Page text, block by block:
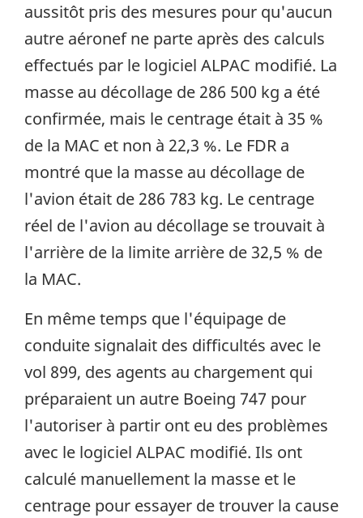
aussitôt pris des mesures pour qu'aucun
autre aéronef ne parte après des calculs
effectués par le logiciel ALPAC modifié. La
masse au décollage de 286 500 kg a été
confirmée, mais le centrage était à 35 %
de la MAC et non à 22,3 %. Le FDR a
montré que la masse au décollage de
l'avion était de 286 783 kg. Le centrage
réel de l'avion au décollage se trouvait à
l'arrière de la limite arrière de 32,5 % de
la MAC.
En même temps que l'équipage de
conduite signalait des difficultés avec le
vol 899, des agents au chargement qui
préparaient un autre Boeing 747 pour
l'autoriser à partir ont eu des problèmes
avec le logiciel ALPAC modifié. Ils ont
calculé manuellement la masse et le
centrage pour essayer de trouver la cause